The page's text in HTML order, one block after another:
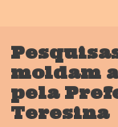
moldam
pela
Teresina